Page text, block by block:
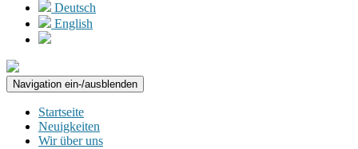
Deutsch
English
Navigation ein-/ausblenden
Startseite
Neuigkeiten
Wir über uns